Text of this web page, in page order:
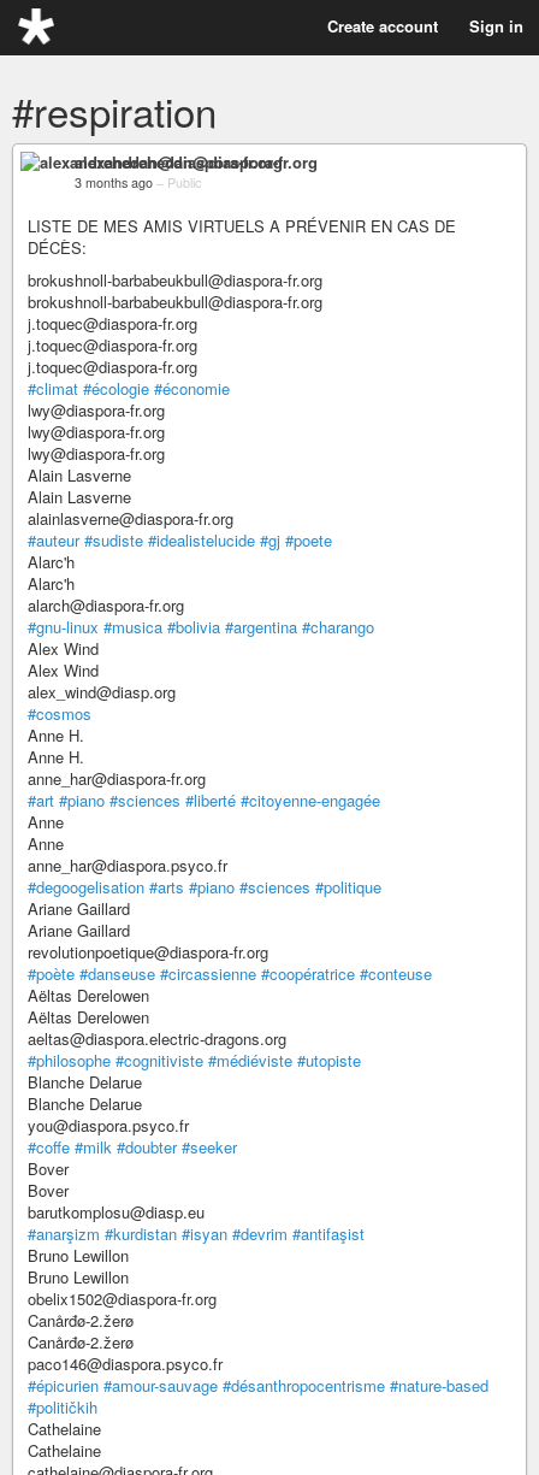
Create account Sign in
#respiration
alexandrehedan@diaspora-fr.org
3 months ago – Public
LISTE DE MES AMIS VIRTUELS A PRÉVENIR EN CAS DE
DÉCÈS:
brokushnoll-barbabeukbull@diaspora-fr.org
brokushnoll-barbabeukbull@diaspora-fr.org
j.toquec@diaspora-fr.org
j.toquec@diaspora-fr.org
j.toquec@diaspora-fr.org
#climat #écologie #économie
lwy@diaspora-fr.org
lwy@diaspora-fr.org
lwy@diaspora-fr.org
Alain Lasverne
Alain Lasverne
alainlasverne@diaspora-fr.org
#auteur #sudiste #idealistelucide #gj #poete
Alarc'h
Alarc'h
alarch@diaspora-fr.org
#gnu-linux #musica #bolivia #argentina #charango
Alex Wind
Alex Wind
alex_wind@diasp.org
#cosmos
Anne H.
Anne H.
anne_har@diaspora-fr.org
#art #piano #sciences #liberté #citoyenne-engagée
Anne
Anne
anne_har@diaspora.psyco.fr
#degoogelisation #arts #piano #sciences #politique
Ariane Gaillard
Ariane Gaillard
revolutionpoetique@diaspora-fr.org
#poète #danseuse #circassienne #coopératrice #conteuse
Aëltas Derelowen
Aëltas Derelowen
aeltas@diaspora.electric-dragons.org
#philosophe #cognitiviste #médiéviste #utopiste
Blanche Delarue
Blanche Delarue
you@diaspora.psyco.fr
#coffe #milk #doubter #seeker
Bover
Bover
barutkomplosu@diasp.eu
#anarşizm #kurdistan #isyan #devrim #antifaşist
Bruno Lewillon
Bruno Lewillon
obelix1502@diaspora-fr.org
Canårđø-2.žerø
Canårđø-2.žerø
paco146@diaspora.psyco.fr
#épicurien #amour-sauvage #désanthropocentrisme #nature-based
#političkih
Cathelaine
Cathelaine